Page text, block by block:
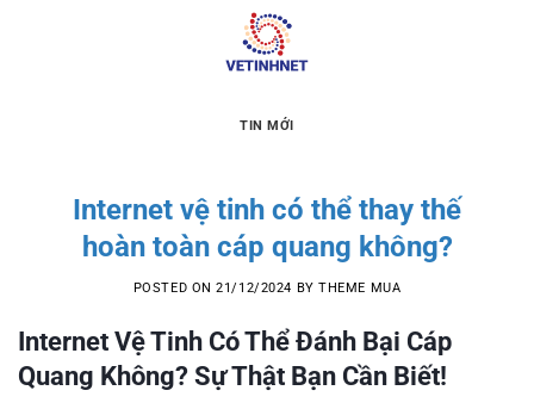
TIN MỚI
Internet vệ tinh có thể thay thế
hoàn toàn cáp quang không?
POSTED ON21/12/2024 BYTHEME MUA
Internet Vệ Tinh Có Thể Đánh Bại Cáp
Quang Không? Sự Thật Bạn Cần Biết!